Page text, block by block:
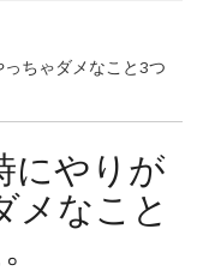
ちゃダメなこと3つ
にやりが
メなこと